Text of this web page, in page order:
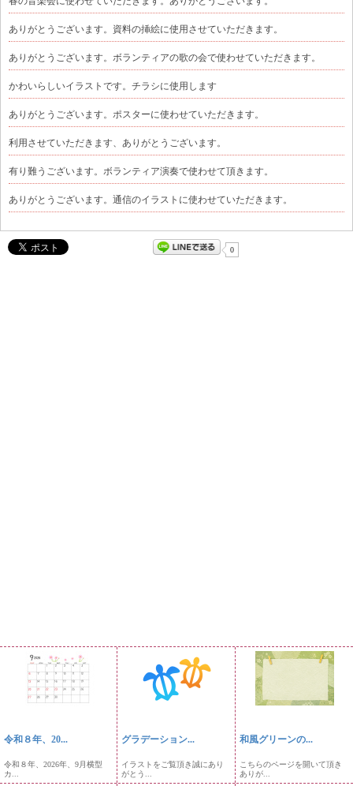
ありがとうございます。資料の挿絵に使用させていただきます。
ありがとうございます。ボランティアの歌の会で使わせていただきます。
かわいらしいイラストです。チラシに使用します
ありがとうございます。ポスターに使わせていただきます。
利用させていただきます、ありがとうございます。
有り難うございます。ボランティア演奏で使わせて頂きます。
ありがとうございます。通信のイラストに使わせていただきます。
0
令和８年、20...
令和８年、2026年、9月横型
カ...
グラデーション...
イラストをご覧頂き誠にあり
がとう...
和風グリーンの...
こちらのページを開いて頂き
ありが...